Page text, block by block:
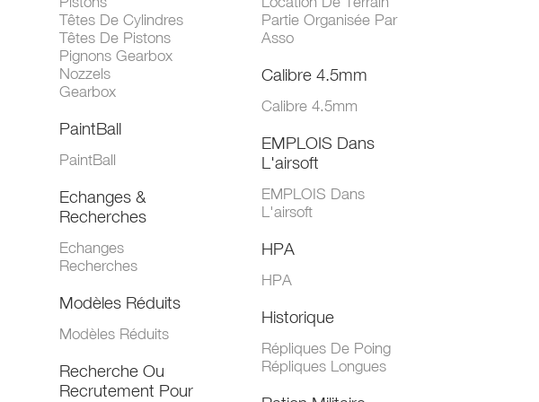
Têtes De Cylindres
Têtes De Pistons
Pignons Gearbox
Nozzels
Gearbox
PaintBall
PaintBall
Echanges &
Recherches
Echanges
Recherches
Modèles Réduits
Modèles Réduits
Recherche Ou
Recrutement Pour
Partie Organisée Par
Asso
Calibre 4.5mm
Calibre 4.5mm
EMPLOIS Dans
L'airsoft
EMPLOIS Dans
L'airsoft
HPA
HPA
Historique
Répliques De Poing
Répliques Longues